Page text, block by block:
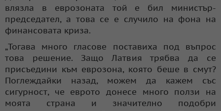
влязла в еврозоната той е бил министър-
председател, а това се е случило на фона на
финансовата криза.
„Тогава много гласове поставиха под въпрос
това решение. Защо Латвия трябва да се
присъедини към еврозона, която беше в смут?
Поглеждайки назад, можем да кажем със
сигурност, че еврото донесе много ползи на
моята страна и значително подобри